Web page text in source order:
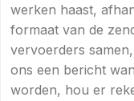
werken haast,
formaat van de
vervoerders
ons een bericht
worden, hou er